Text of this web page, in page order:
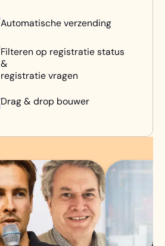
Automatische verzending
Filteren op registratie status
&
registratie vragen
Drag & drop bouwer